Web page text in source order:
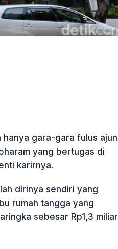
hanya gara-gara fulus ajun
yang bertugas di
karirnya.
dirinya sendiri yang
rumah tangga yang
sebesar Rp1,3 miliar